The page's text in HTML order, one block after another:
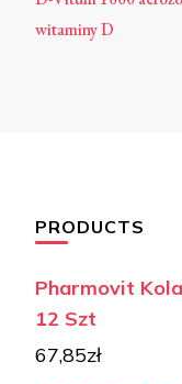
witaminy D
PRODUCTS
Pharmovit
12 Szt
67,85zł